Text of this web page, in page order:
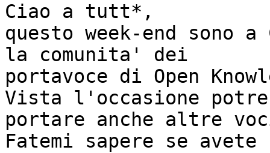
Ciao a tutt*,
questo week-end sono
la comunita' dei
portavoce di Open
Vista l'occasione
portare anche altre
Fatemi sapere se